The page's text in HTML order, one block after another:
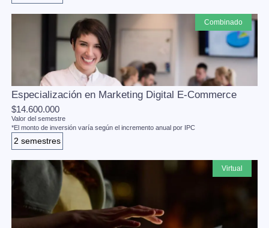
combinado
Especialización en Marketing Digital E-Commerce
$14.600.000
Valor del semestre
*El monto de inversión varía según el incremento anual por IPC
2 semestres
virtual